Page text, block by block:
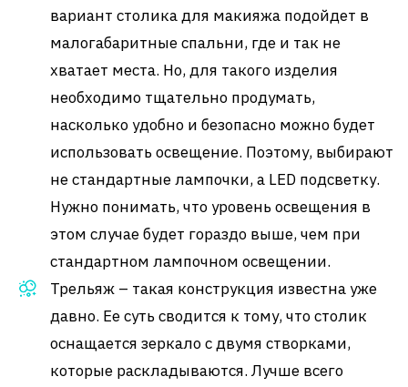
вариант столика для макияжа подойдет в
малогабаритные спальни, где и так не
хватает места. Но, для такого изделия
необходимо тщательно продумать,
насколько удобно и безопасно можно будет
использовать освещение. Поэтому, выбирают
не стандартные лампочки, а LED подсветку.
Нужно понимать, что уровень освещения в
этом случае будет гораздо выше, чем при
стандартном лампочном освещении.
Трельяж – такая конструкция известна уже
давно. Ее суть сводится к тому, что столик
оснащается зеркало с двумя створками,
которые раскладываются. Лучше всего